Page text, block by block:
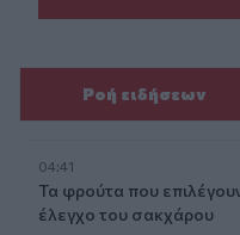
Ροή ειδήσεων
04:41
Τα φρούτα που
έλεγχο του σακχάρου